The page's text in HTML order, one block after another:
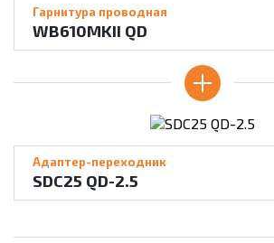
Гарнитура проводная
WB610MKII QD
Адаптер-переходник
SDC25 QD-2.5